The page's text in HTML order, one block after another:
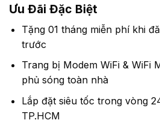
Ưu Đãi Đặc Biệt
Tặng 01 tháng miễn phí khi
trước
Trang bị Modem WiFi & WiFi
phủ sóng toàn nhà
Lắp đặt siêu tốc trong vòng
TP.HCM